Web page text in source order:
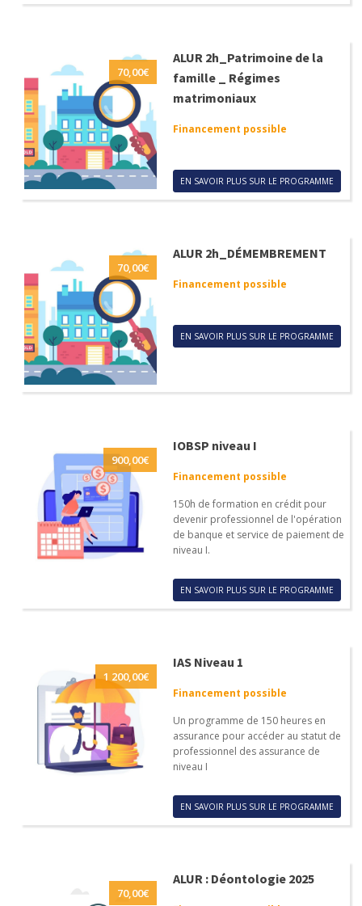
70,00€
ALUR 2h_Patrimoine de la
famille _ Régimes
matrimoniaux
Financement possible
EN SAVOIR PLUS SUR LE PROGRAMME
70,00€
ALUR 2h_DÉMEMBREMENT
Financement possible
EN SAVOIR PLUS SUR LE PROGRAMME
900,00€
IOBSP niveau I
Financement possible
150h de formation en crédit pour
devenir professionnel de l'opération
de banque et service de paiement de
niveau I.
EN SAVOIR PLUS SUR LE PROGRAMME
1 200,00€
IAS Niveau 1
Financement possible
Un programme de 150 heures en
assurance pour accéder au statut de
professionnel des assurance de
niveau I
EN SAVOIR PLUS SUR LE PROGRAMME
70,00€
ALUR : Déontologie 2025